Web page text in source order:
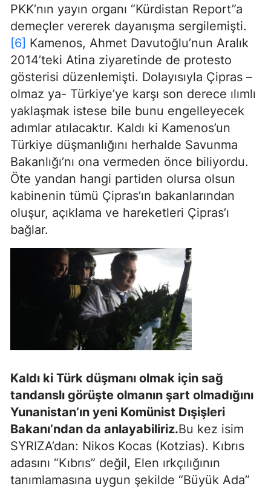
PKK’nın yayın organı “Kürdistan Report”a
demeçler vererek dayanışma sergilemişti.
[6] Kamenos, Ahmet Davutoğlu’nun Aralık
2014’teki Atina ziyaretinde de protesto
gösterisi düzenlemişti. Dolayısıyla Çipras –
olmaz ya- Türkiye’ye karşı son derece ılımlı
yaklaşmak istese bile bunu engelleyecek
adımlar atılacaktır. Kaldı ki Kamenos’un
Türkiye düşmanlığını herhalde Savunma
Bakanlığı’nı ona vermeden önce biliyordu.
Öte yandan hangi partiden olursa olsun
kabinenin tümü Çipras’ın bakanlarından
oluşur, açıklama ve hareketleri Çipras’ı
bağlar.
Kaldı ki Türk düşmanı olmak için sağ
tandanslı görüşte olmanın şart olmadığını
Yunanistan’ın yeni Komünist Dışişleri
Bakanı’ndan da anlayabiliriz.Bu kez isim
SYRIZA’dan: Nikos Kocas (Kotzias). Kıbrıs
adasını “Kıbrıs” değil, Elen ırkçılığının
tanımlamasına uygun şekilde “Büyük Ada”